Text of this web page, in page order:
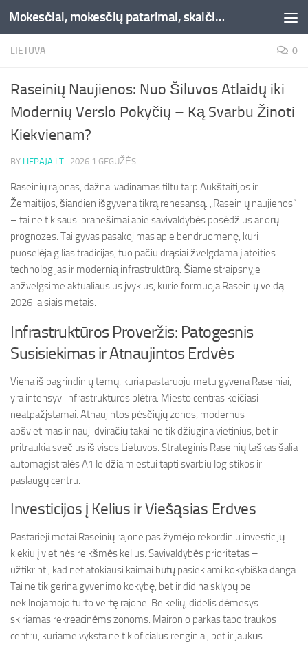
Skip to content Mokesčiai, mokesčių patarimai, skaičiuoklės, straipsniai -Liepaja.lt
LIETUVA 0
Raseinių Naujienos: Nuo Šiluvos Atlaidų iki
Modernių Verslo Pokyčių – Ką Svarbu Žinoti
Kiekvienam?
BY LIEPAJA.LT · 2026 1 GEGUŽĖS
Raseinių rajonas, dažnai vadinamas tiltu tarp Aukštaitijos ir
Žemaitijos, šiandien išgyvena tikrą renesansą. „Raseinių naujienos“
– tai ne tik sausi pranešimai apie savivaldybės posėdžius ar orų
prognozes. Tai gyvas pasakojimas apie bendruomenę, kuri
puoselėja gilias tradicijas, tuo pačiu drąsiai žvelgdama į ateities
technologijas ir modernią infrastruktūrą. Šiame straipsnyje
apžvelgsime aktualiausius įvykius, kurie formuoja Raseinių veidą
2026-aisiais metais.
Infrastruktūros Proveržis: Patogesnis
Susisiekimas ir Atnaujintos Erdvės
Viena iš pagrindinių temų, kuria pastaruoju metu gyvena Raseiniai,
yra intensyvi infrastruktūros plėtra. Miesto centras keičiasi
neatpažįstamai. Atnaujintos pėsčiųjų zonos, modernus
apšvietimas ir nauji dviračių takai ne tik džiugina vietinius, bet ir
pritraukia svečius iš visos Lietuvos. Strateginis Raseinių taškas šalia
automagistralės A1 leidžia miestui tapti svarbiu logistikos ir
paslaugų centru.
Investicijos į Kelius ir Viešąsias Erdves
Pastarieji metai Raseinių rajone pasižymėjo rekordiniu investicijų
kiekiu į vietinės reikšmės kelius. Savivaldybės prioritetas –
užtikrinti, kad net atokiausi kaimai būtų pasiekiami kokybiška danga.
Tai ne tik gerina gyvenimo kokybę, bet ir didina sklypų bei
nekilnojamojo turto vertę rajone. Be kelių, didelis dėmesys
skiriamas rekreacinėms zonoms. Maironio parkas tapo traukos
centru, kuriame vyksta ne tik oficialūs renginiai, bet ir jaukūs